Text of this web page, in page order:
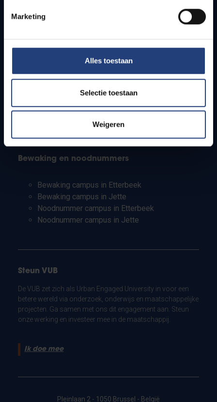
Marketing
Alles toestaan
Selectie toestaan
Weigeren
Studenten
PhD-studenten
Leerkrachten en secundaire scholen
Bewaking en noodnummers
Bewaking campus in Etterbeek
Bewaking campus in Jette
Noodnummer campus in Etterbeek
Noodnummer campus in Jette
Steun VUB
De VUB zet zich als Urban Engaged University in voor een
betere wereld via onderzoek, onderwijs en maatschappelijke
projecten. Ga samen met ons dit engagement aan. Steun
onze werking en investeer mee in de maatschappij.
Ik doe mee
Pleinlaan 2 - 1050 Brussel - België